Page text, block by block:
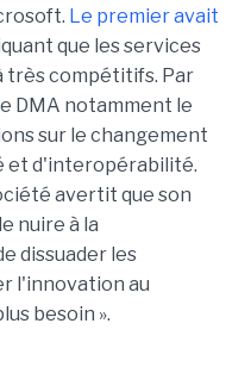
Le premier avait
que les services
très compétitifs. Par
DMA notamment le
sur le changement
et d'interopérabilité.
avertit que son
nuire à la
dissuader les
l'innovation au
besoin ».